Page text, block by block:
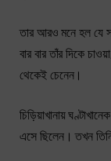
তার আরও মনে হল যে
বার বার তাঁর দিকে
থেকেই চেনেন।
চিড়িয়াখানায়
এসে ছিলেন। তখন